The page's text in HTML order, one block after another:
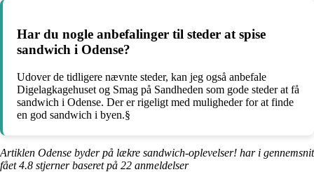
Har du nogle anbefalinger til steder at spise
sandwich i Odense?
Udover de tidligere nævnte steder, kan jeg også anbefale
Digelagkagehuset og Smag på Sandheden som gode steder at få
sandwich i Odense. Der er rigeligt med muligheder for at finde
en god sandwich i byen.§
Artiklen Odense byder på lækre sandwich-oplevelser! har i gennemsnit
fået4.8 stjerner baseret på 22 anmeldelser